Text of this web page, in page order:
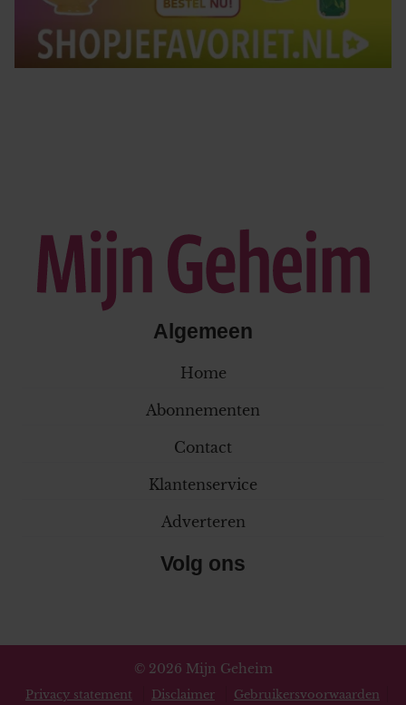
Algemeen
Home
Abonnementen
Contact
Klantenservice
Adverteren
Volg ons
© 2026 Mijn Geheim
Privacy statement Disclaimer Gebruikersvoorwaarden